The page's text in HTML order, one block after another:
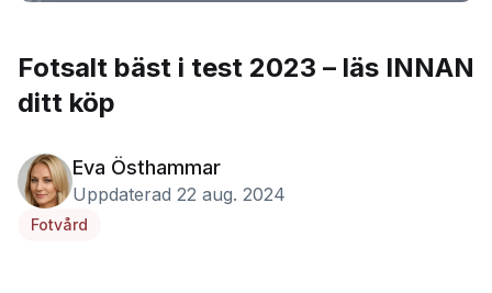
Fotsalt bäst i test 2023 – läs INNAN
ditt köp
Eva Östhammar
Uppdaterad 22 aug. 2024
Fotvård